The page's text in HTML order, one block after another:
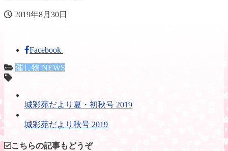
2019年8月30日
Facebook
催し物 NEWS
城彩苑だより夏・初秋号 2019
城彩苑だより秋号 2019
こちらの記事もどうぞ